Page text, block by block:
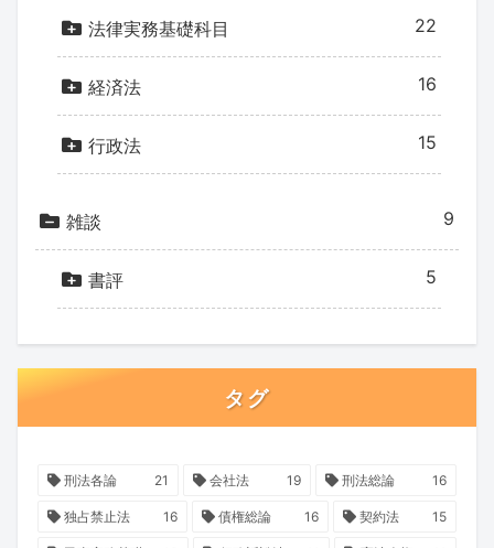
法律実務基礎科目 22
経済法 16
行政法 15
雑談 9
書評 5
タグ
刑法各論 21 会社法 19 刑法総論 16
独占禁止法 16 債権総論 16 契約法 15